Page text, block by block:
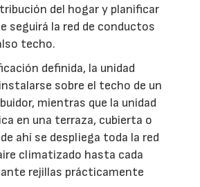
del hogar y planificar
seguirá la red de conductos
techo.
definida, la unidad
sobre el techo de un
mientras que la unidad
en una terraza, cubierta o
ahí se despliega toda la red
climatizado hasta cada
rejillas prácticamente